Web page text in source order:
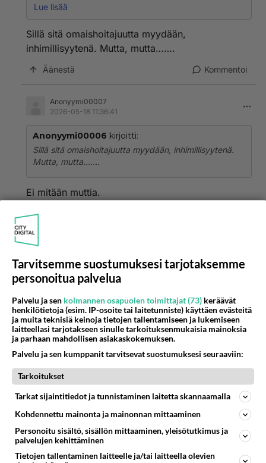
hylätä silloinkaan kun apua eniten tarvitsee etenkin
heikompansa ja raihinaisimpansa. Vaihtoehdot alat
omaishoitajaksi ja se järjestellään niin että se on
oikeasti mahdillista vai hylkäät ja jätät heitteille?
Vaikea kysymysm
Lue lisää
Sillä sitä omaishoitajuutta myydään,
inhimillisyytenä. Mutta, mutta…….
Äänestä Kommentoi
Anonyymi00007
2026-05-18 11:36:41
Anonyymi00006 kirjoitti:
Sillä sitä omaishoitajuutta myydään, inhimillisyytenä.
Mutta, mutta…….
Ei mitään muttia.
Jos esimerkiksi olet parisuhteessa ollut
vuosikymmeniä ja toinen teistä alkaa tarvita apua
selvitäkseen päivittäisistä toimista autatko vai
hylkäätkö? Jos meinaat jatkaa yhteiseloa
samassa huushollissa ajaudut hoitajuuteen halusit
Hoidat ilmaiseksi tai haet jotain hoitobonusta.
Jos meinaa lähteä erilleen pitäisikö lähteä siinä
vaiheessa jo kun toinen vielä pärjää?
1 Äänestä Kommentoi
2026-05-18 11:37:45
Anonyymi00007kirjoitti:
Ei mitään muttia.
Tarvitsemme suostumuksesi tarjotaksemme
personoitua palvelua
Palvelu ja sen kolmannen osapuolen toimittajat (73) keräävät
henkilötietoja (esim. IP-osoite tai laitetunniste) käyttäen evästeitä
ja muita teknisiä keinoja tietojen tallentamiseen ja lukemiseen
laitteellasi tarjotakseen sinulle tarkoituksenmukaisia mainoksia
ja parhaan mahdollisen asiakaskokemuksen.
Palvelu ja sen kumppanit tarvitsevat suostumuksesi seuraaviin:
Tarkoitukset
Tarkat sijaintitiedot ja tunnistaminen laitetta skannaamalla
Kohdennettu mainonta ja mainonnan mittaaminen
Personoitu sisältö, sisällön mittaaminen, yleisötutkimus ja
palvelujen kehittäminen
Tietojen tallentaminen laitteelle ja/tai laitteella olevien